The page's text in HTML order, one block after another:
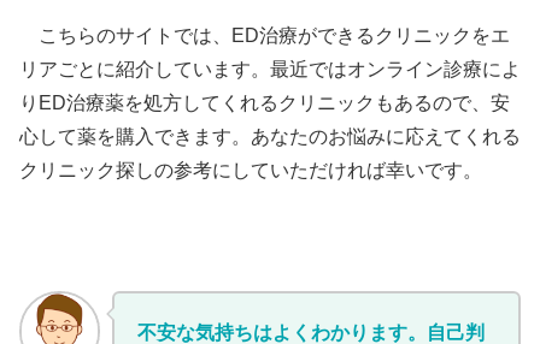
こちらのサイトでは、ED治療ができるクリニックをエ
リアごとに紹介しています。最近ではオンライン診療によ
りED治療薬を処方してくれるクリニックもあるので、安
心して薬を購入できます。あなたのお悩みに応えてくれる
クリニック探しの参考にしていただければ幸いです。
不安な気持ちはよくわかります。自己判